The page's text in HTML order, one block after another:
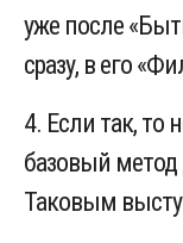
уже после
сразу, в его
4. Если так, то
базовый
Таковым